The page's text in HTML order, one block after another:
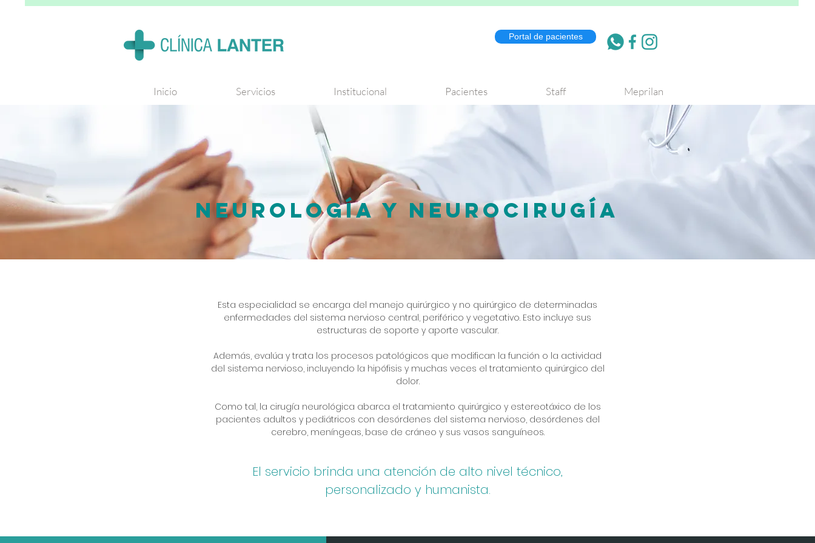
Portal de pacientes
Inicio Servicios Institucional Pacientes Staff Meprilan
NEUROLOGÍA Y NEUROCIRUGÍA
Esta especialidad se encarga del manejo quirúrgico y no quirúrgico de determinadas
enfermedades del sistema nervioso central, periférico y vegetativo. Esto incluye sus
estructuras de soporte y aporte vascular.
Además, evalúa y trata los procesos patológicos que modifican la función o la actividad
del sistema nervioso, incluyendo la hipófisis y muchas veces el tratamiento quirúrgico del
dolor.
Como tal, la cirugía neurológica abarca el tratamiento quirúrgico y estereotáxico de los
pacientes adultos y pediátricos con desórdenes del sistema nervioso, desórdenes del
cerebro, meníngeas, base de cráneo y sus vasos sanguíneos.
El servicio brinda una atención de alto nivel técnico,
personalizado y humanista.